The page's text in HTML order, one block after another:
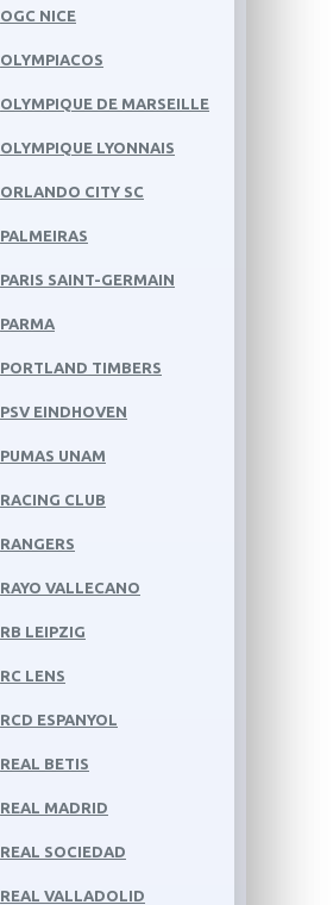
OGC NICE
OLYMPIACOS
OLYMPIQUE DE MARSEILLE
OLYMPIQUE LYONNAIS
ORLANDO CITY SC
PALMEIRAS
PARIS SAINT-GERMAIN
PARMA
PORTLAND TIMBERS
PSV EINDHOVEN
PUMAS UNAM
RACING CLUB
RANGERS
RAYO VALLECANO
RB LEIPZIG
RC LENS
RCD ESPANYOL
REAL BETIS
REAL MADRID
REAL SOCIEDAD
REAL VALLADOLID